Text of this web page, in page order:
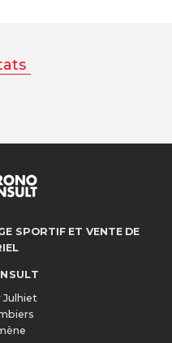
SPORTIF ET VENTE DE
Julhiet